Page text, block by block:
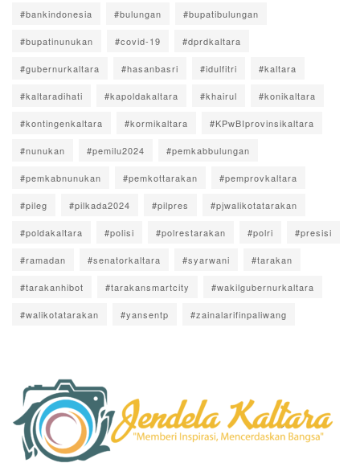
#bankindonesia #bulungan #bupatibulungan
#bupatinunukan #covid-19 #dprdkaltara
#gubernurkaltara #hasanbasri #idulfitri #kaltara
#kaltaradihati #kapoldakaltara #khairul #konikaltara
#kontingenkaltara #kormikaltara #KPwBIprovinsikaltara
#nunukan #pemilu2024 #pemkabbulungan
#pemkabnunukan #pemkottarakan #pemprovkaltara
#pileg #pilkada2024 #pilpres #pjwalikotatarakan
#poldakaltara #polisi #polrestarakan #polri #presisi
#ramadan #senatorkaltara #syarwani #tarakan
#tarakanhibot #tarakansmartcity #wakilgubernurkaltara
#walikotatarakan #yansentp #zainalarifinpaliwang